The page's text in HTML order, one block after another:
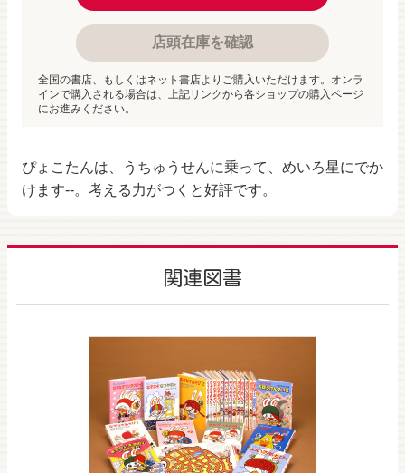
ぴょこたんは、うちゅうせんに乗って、めいろ星にでか
けます--。考える力がつくと好評です。
店頭在庫を確認
全国の書店、もしくはネット書店よりご購入いただけます。オンラ
インで購入される場合は、上記リンクから各ショップの購入ページ
にお進みください。
関連図書